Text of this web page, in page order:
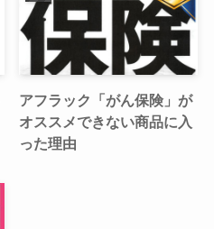
アフラック「がん保険」が
オススメできない商品に入
った理由